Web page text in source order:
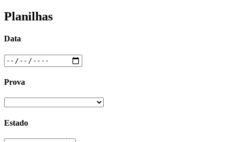
Planilhas
Data
Prova
Estado